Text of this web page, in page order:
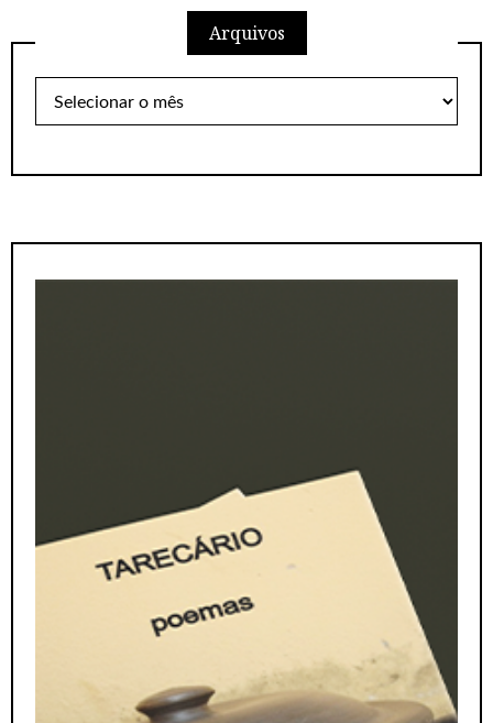
Arquivos
Arquivos